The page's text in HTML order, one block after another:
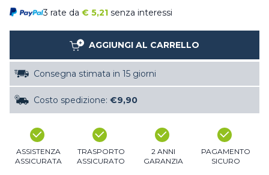
3 rate da € 5,21 senza interessi
AGGIUNGI AL CARRELLO
Consegna stimata in 15 giorni
Costo spedizione: €9,90
ASSISTENZA
ASSICURATA
TRASPORTO
ASSICURATO
2 ANNI
GARANZIA
PAGAMENTO
SICURO